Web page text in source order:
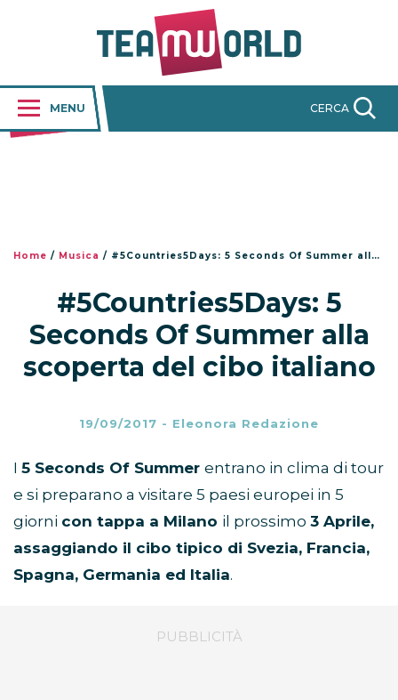
MENU CERCA
Home / Musica / #5Countries5Days: 5 Seconds Of Summer alla scoperta del cibo italiano
#5Countries5Days: 5
Seconds Of Summer alla
scoperta del cibo italiano
19/09/2017 - Eleonora Redazione
I 5 Seconds Of Summer entrano in clima di tour
e si preparano a visitare 5 paesi europei in 5
giorni con tappa a Milano il prossimo 3 Aprile,
assaggiando il cibo tipico di Svezia, Francia,
Spagna, Germania ed Italia.